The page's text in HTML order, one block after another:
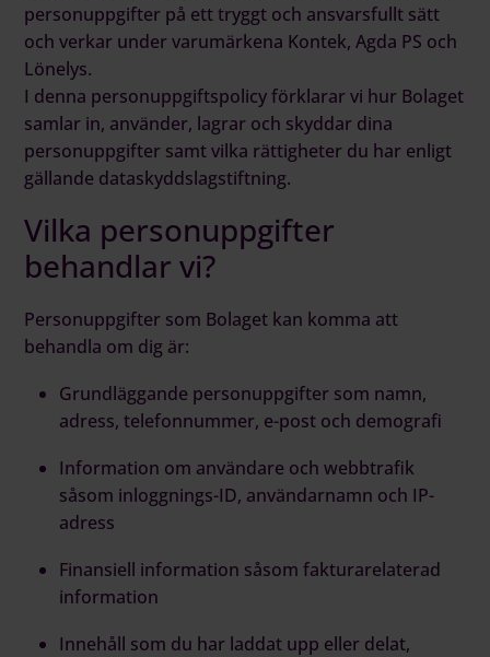
personuppgifter på ett tryggt och ansvarsfullt sätt
och verkar under varumärkena Kontek, Agda PS och
Lönelys.
I denna personuppgiftspolicy förklarar vi hur Bolaget
samlar in, använder, lagrar och skyddar dina
personuppgifter samt vilka rättigheter du har enligt
gällande dataskyddslagstiftning.
Vilka personuppgifter
behandlar vi?
Personuppgifter som Bolaget kan komma att
behandla om dig är:
Grundläggande personuppgifter som namn,
adress, telefonnummer, e-post och demografi
Information om användare och webbtrafik
såsom inloggnings-ID, användarnamn och IP-
adress
Finansiell information såsom fakturarelaterad
information
Innehåll som du har laddat upp eller delat,